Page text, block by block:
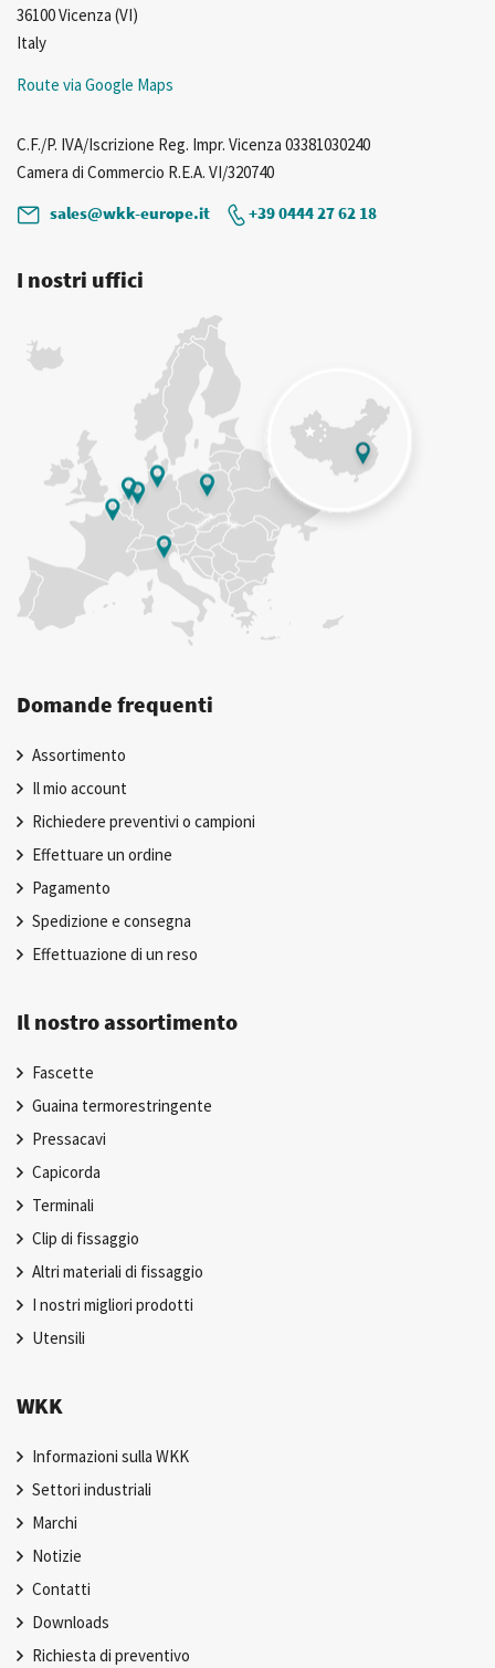
36100 Vicenza (VI)
Italy
Route via Google Maps
C.F./P. IVA/Iscrizione Reg. Impr. Vicenza 03381030240
Camera di Commercio R.E.A. VI/320740
sales@wkk-europe.it
+39 0444 27 62 18
I nostri uffici
Domande frequenti
Assortimento
Il mio account
Richiedere preventivi o campioni
Effettuare un ordine
Pagamento
Spedizione e consegna
Effettuazione di un reso
Il nostro assortimento
Fascette
Guaina termorestringente
Pressacavi
Capicorda
Terminali
Clip di fissaggio
Altri materiali di fissaggio
I nostri migliori prodotti
Utensili
WKK
Informazioni sulla WKK
Settori industriali
Marchi
Notizie
Contatti
Downloads
Richiesta di preventivo